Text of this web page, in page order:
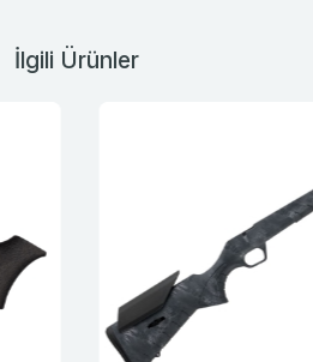
İlgili Ürünler